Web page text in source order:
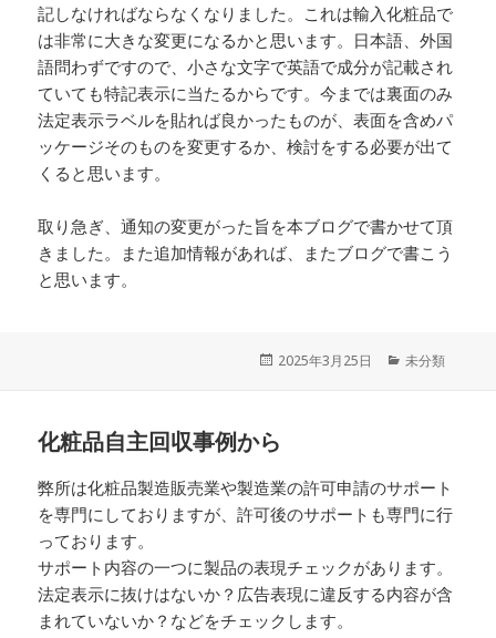
記しなければならなくなりました。これは輸入化粧品で
は非常に大きな変更になるかと思います。日本語、外国
語問わずですので、小さな文字で英語で成分が記載され
ていても特記表示に当たるからです。今までは裏面のみ
法定表示ラベルを貼れば良かったものが、表面を含めパ
ッケージそのものを変更するか、検討をする必要が出て
くると思います。
取り急ぎ、通知の変更がった旨を本ブログで書かせて頂
きました。また追加情報があれば、またブログで書こう
と思います。
投
2025年3月25日
カ
未分類
化粧品自主回収事例から
弊所は化粧品製造販売業や製造業の許可申請のサポート
を専門にしておりますが、許可後のサポートも専門に行
っております。
サポート内容の一つに製品の表現チェックがあります。
法定表示に抜けはないか？広告表現に違反する内容が含
まれていないか？などをチェックします。